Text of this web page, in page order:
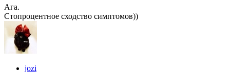
Ага.
Стопроцентное сходство симптомов))
jozi